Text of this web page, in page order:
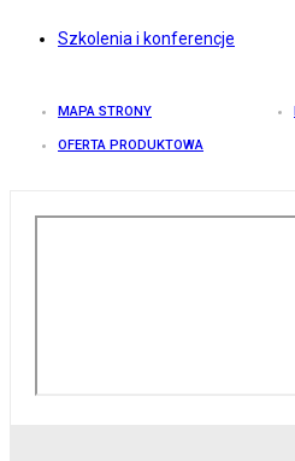
Szkolenia i konferencje
MAPA STRONY
OFERTA PRODUKTOWA